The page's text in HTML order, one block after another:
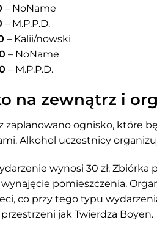
– NoName
– M.P.P.D.
– Kalii/nowski
– NoName
– M.P.P.D.
na zewnątrz i
zaplanowano ognisko, które
Alkohol uczestnicy
wynosi 30 zł.
pomieszczenia.
co przy tego typu
jak Twierdza Boyen.